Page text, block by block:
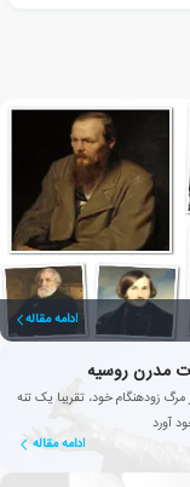
ادامه مقاله
مدرن روسیه
زودهنگام خود، تقریبا یک تنه
آورد
ادامه مقاله